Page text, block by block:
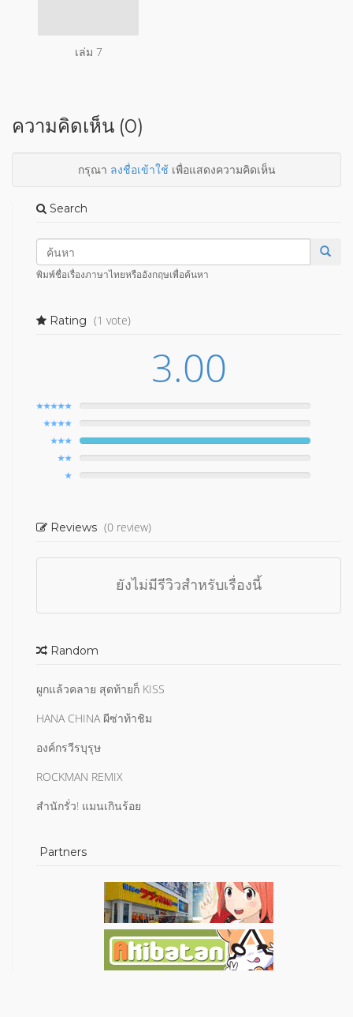
เล่ม 7
ความคิดเห็น (0)
กรุณา ลงชื่อเข้าใช้เพื่อแสดงความคิดเห็น
Search
พิมพ์ชื่อเรื่องภาษาไทยหรืออังกฤษเพื่อค้นหา
Rating (1 vote)
3.00
Reviews (0 review)
ยังไม่มีรีวิวสำหรับเรื่องนี้
Random
ผูกแล้วคลาย สุดท้ายก็ KISS
HANA CHINA ผีซ่าท้าชิม
องค์กรวีรบุรุษ
ROCKMAN REMIX
สำนักรั่ว! แมนเกินร้อย
Partners